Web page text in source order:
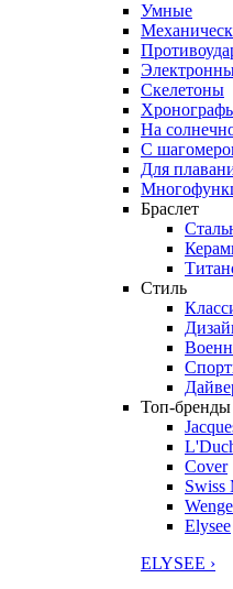
Умные
Скелетоны
На
С
Для
Браслет
Стиль
Топ-бренды
Cover
Swiss
Elysee
ELYSEE ›